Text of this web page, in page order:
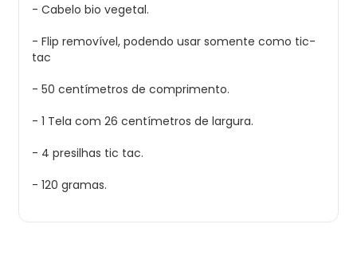
- Cabelo bio vegetal.
- Flip removível, podendo usar somente como tic-
tac
- 50 centímetros de comprimento.
- 1 Tela com 26 centímetros de largura.
- 4 presilhas tic tac.
- 120 gramas.